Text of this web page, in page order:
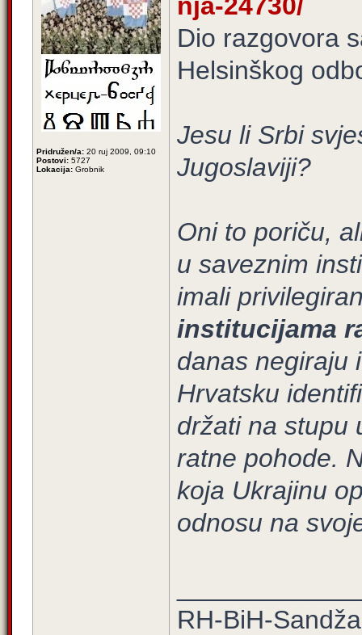
Pridružen/a: 20 ruj 2009, 09:10
Postovi: 5727
Lokacija: Grobnik
Dio razgovora
Helsinškog
Jesu li Srbi
Jugoslaviji?
Oni to poriču,
u saveznim
imali
institucijama
danas negiraju
Hrvatsku
držati na stupu
ratne pohode.
koja Ukrajinu
odnosu na
RH-BiH-